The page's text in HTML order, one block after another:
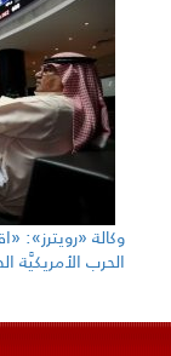
وكالة «رويترز»:
الحرب الأمريكيَّة